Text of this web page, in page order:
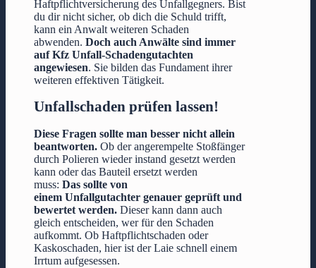
Haftpflichtversicherung des Unfallgegners. Bist
du dir nicht sicher, ob dich die Schuld trifft,
kann ein Anwalt weiteren Schaden
abwenden. Doch auch Anwälte sind immer
auf Kfz Unfall-Schadengutachten
angewiesen. Sie bilden das Fundament ihrer
weiteren effektiven Tätigkeit.
Unfallschaden prüfen lassen!
Diese Fragen sollte man besser nicht allein
beantworten. Ob der angerempelte Stoßfänger
durch Polieren wieder instand gesetzt werden
kann oder das Bauteil ersetzt werden
muss: Das sollte von
einem Unfallgutachter genauer geprüft und
bewertet werden. Dieser kann dann auch
gleich entscheiden, wer für den Schaden
aufkommt. Ob Haftpflichtschaden oder
Kaskoschaden, hier ist der Laie schnell einem
Irrtum aufgesessen.